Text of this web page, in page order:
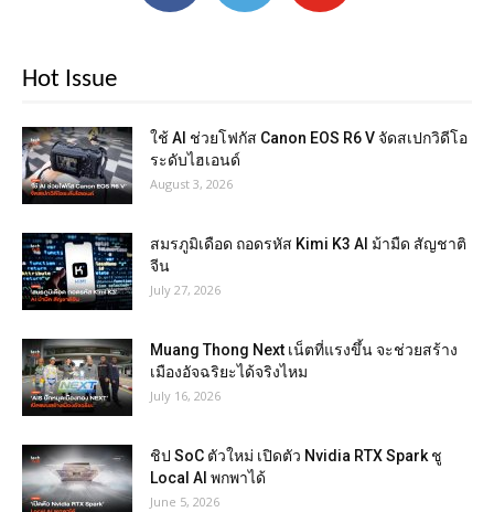
Hot Issue
ใช้ AI ช่วยโฟกัส Canon EOS R6 V จัดสเปกวิดีโอ
ระดับไฮเอนด์
August 3, 2026
สมรภูมิเดือด ถอดรหัส Kimi K3 AI ม้ามืด สัญชาติ
จีน
July 27, 2026
Muang Thong Next เน็ตที่แรงขึ้น จะช่วยสร้าง
เมืองอัจฉริยะได้จริงไหม
July 16, 2026
ชิป SoC ตัวใหม่ เปิดตัว Nvidia RTX Spark ชู
Local AI พกพาได้
June 5, 2026